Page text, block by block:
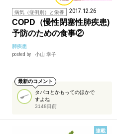
病気（症例別）と栄養 2017.12.26
COPD（慢性閉塞性肺疾患)
予防のための食事②
肺疾患
posted by
小山 幸子
最新のコメント
タバコとかもってのほかで
すよね
3148日前
連載